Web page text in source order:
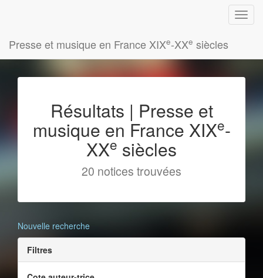
Presse et musique en France XIXe-XXe siècles
Résultats | Presse et
musique en France XIXe-
XXe siècles
20 notices trouvées
Nouvelle recherche
Filtres